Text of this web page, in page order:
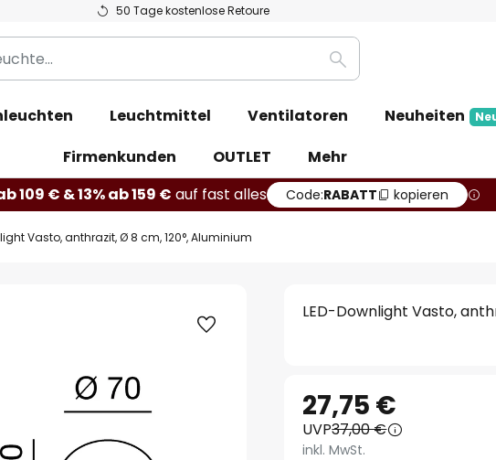
50 Tage kostenlose Retoure
Suche
Leuchtmittel Ventilatoren Neuheiten
Firmenkunden
OUTLET
Mehr
109 € & 13% ab 159 € auf fast alles Code:RABATT kopieren
Vasto, anthrazit, Ø 8 cm, 120°, Aluminium
LED-Downlight Vasto,
27,75 €
UVP37,00 €
inkl. MwSt.